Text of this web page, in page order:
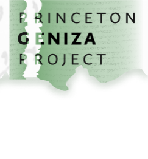
تخطي إلى المحتوى الرئيسي
الصفحة الرئيسية